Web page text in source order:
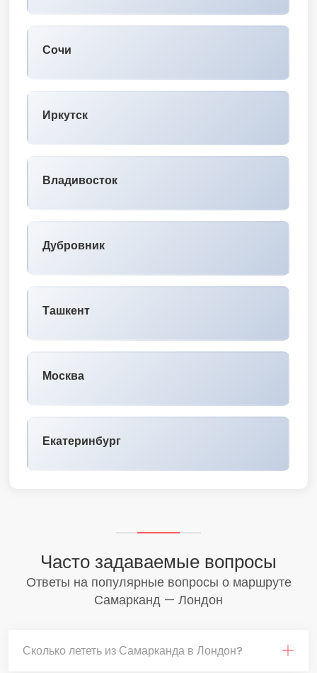
Сочи
Иркутск
Владивосток
Дубровник
Ташкент
Москва
Екатеринбург
Часто задаваемые вопросы
Ответы на популярные вопросы о маршруте
Самарканд — Лондон
Сколько лететь из Самарканда в Лондон?